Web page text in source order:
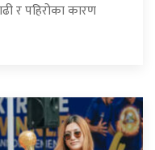
र पहिरोका कारण